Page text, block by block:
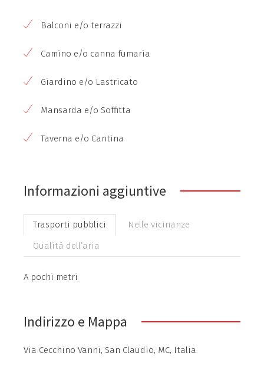
Balconi e/o terrazzi
Camino e/o canna fumaria
Giardino e/o Lastricato
Mansarda e/o Soffitta
Taverna e/o Cantina
Informazioni aggiuntive
Trasporti pubblici
Nelle vicinanze
Qualità dell’aria
A pochi metri
Indirizzo e Mappa
Via Cecchino Vanni, San Claudio, MC, Italia